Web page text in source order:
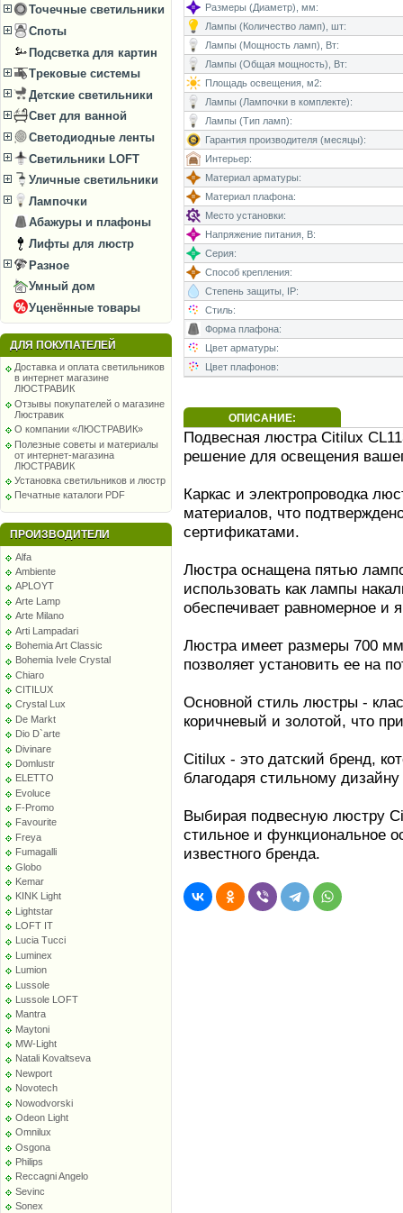
Точечные светильники
Споты
Подсветка для картин
Трековые системы
Детские светильники
Свет для ванной
Светодиодные ленты
Светильники LOFT
Уличные светильники
Лампочки
Абажуры и плафоны
Лифты для люстр
Разное
Умный дом
Уценённые товары
ДЛЯ ПОКУПАТЕЛЕЙ
Доставка и оплата светильников
в интернет магазине
ЛЮСТРАВИК
Отзывы покупателей о магазине
Люстравик
О компании «ЛЮСТРАВИК»
Полезные советы и материалы
от интернет-магазина
ЛЮСТРАВИК
Установка светильников и люстр
Печатные каталоги PDF
ПРОИЗВОДИТЕЛИ
Alfa
Ambiente
APLOYT
Arte Lamp
Arte Milano
Arti Lampadari
Bohemia Art Classic
Bohemia Ivele Crystal
Chiaro
CITILUX
Crystal Lux
De Markt
Dio D`arte
Divinare
Domlustr
ELETTO
Evoluce
F-Promo
Favourite
Freya
Fumagalli
Globo
Kemar
KINK Light
Lightstar
LOFT IT
Lucia Tucci
Luminex
Lumion
Lussole
Lussole LOFT
Mantra
Maytoni
MW-Light
Natali Kovaltseva
Newport
Novotech
Nowodvorski
Odeon Light
Omnilux
Osgona
Philips
Reccagni Angelo
Sevinc
Sonex
Размеры (Диаметр), мм:
Лампы (Количество ламп), шт:
Лампы (Мощность ламп), Вт:
Лампы (Общая мощность), Вт:
Площадь освещения, м2:
Лампы (Лампочки в комплекте):
Лампы (Тип ламп):
Гарантия производителя (месяцы):
Интерьер:
Материал арматуры:
Материал плафона:
Место установки:
Напряжение питания, В:
Серия:
Способ крепления:
Степень защиты, IP:
Стиль:
Форма плафона:
Цвет арматуры:
Цвет плафонов:
ОПИСАНИЕ:
Подвесная люстра Citilux
решение для освещения
Каркас и электропроводка
материалов, что
сертификатами.
Люстра оснащена пятью
использовать как лампы
обеспечивает равномерное и
Люстра имеет размеры 700
позволяет установить ее на
Основной стиль люстры -
коричневый и золотой, что
Citilux - это датский бренд,
благодаря стильному
Выбирая подвесную люстру
стильное и функциональное
известного бренда.